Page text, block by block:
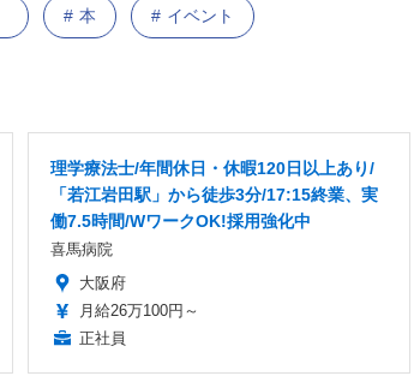
本 イベント
理学療法士/年間休日・休暇120日以上あり/
「若江岩田駅」から徒歩3分/17:15終業、実
働7.5時間/WワークOK!採用強化中
喜馬病院
大阪府
月給26万100円～
正社員